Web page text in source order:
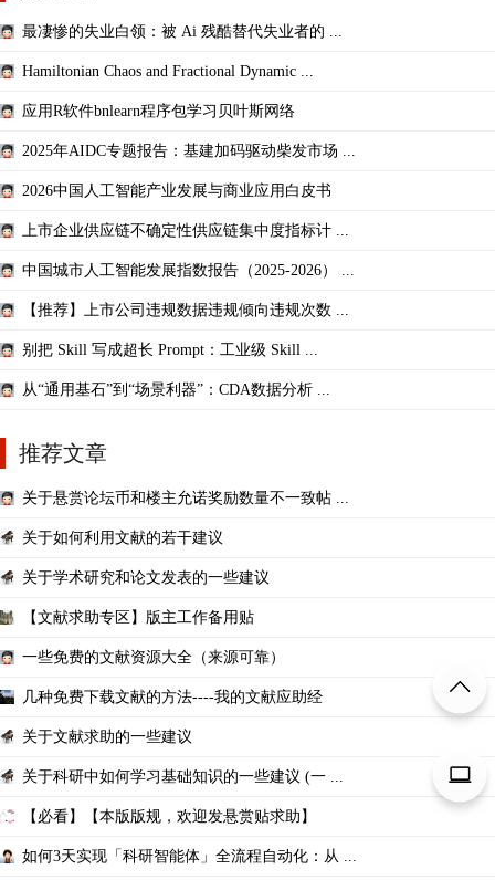
最凄惨的失业白领：被 Ai 残酷替代失业者的 ...
Hamiltonian Chaos and Fractional Dynamic ...
应用R软件bnlearn程序包学习贝叶斯网络
2025年AIDC专题报告：基建加码驱动柴发市场 ...
2026中国人工智能产业发展与商业应用白皮书
上市企业供应链不确定性供应链集中度指标计 ...
中国城市人工智能发展指数报告（2025-2026） ...
【推荐】上市公司违规数据违规倾向违规次数 ...
别把 Skill 写成超长 Prompt：工业级 Skill ...
从“通用基石”到“场景利器”：CDA数据分析 ...
推荐文章
关于悬赏论坛币和楼主允诺奖励数量不一致帖 ...
关于如何利用文献的若干建议
关于学术研究和论文发表的一些建议
【文献求助专区】版主工作备用贴
一些免费的文献资源大全（来源可靠）
几种免费下载文献的方法----我的文献应助经
关于文献求助的一些建议
关于科研中如何学习基础知识的一些建议 (一 ...
【必看】【本版版规，欢迎发悬赏贴求助】
如何3天实现「科研智能体」全流程自动化：从 ...